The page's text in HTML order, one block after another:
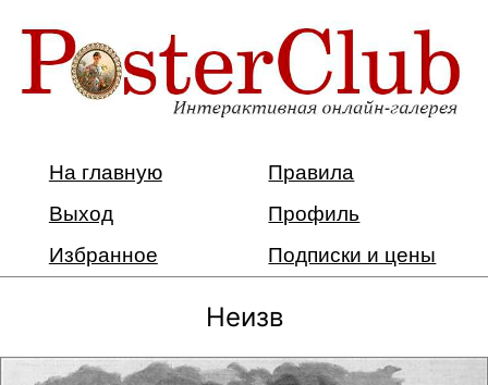
На главную
Правила
Выход
Профиль
Избранное
Подписки и цены
Неизв